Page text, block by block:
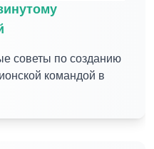
советы по созданию
командой в